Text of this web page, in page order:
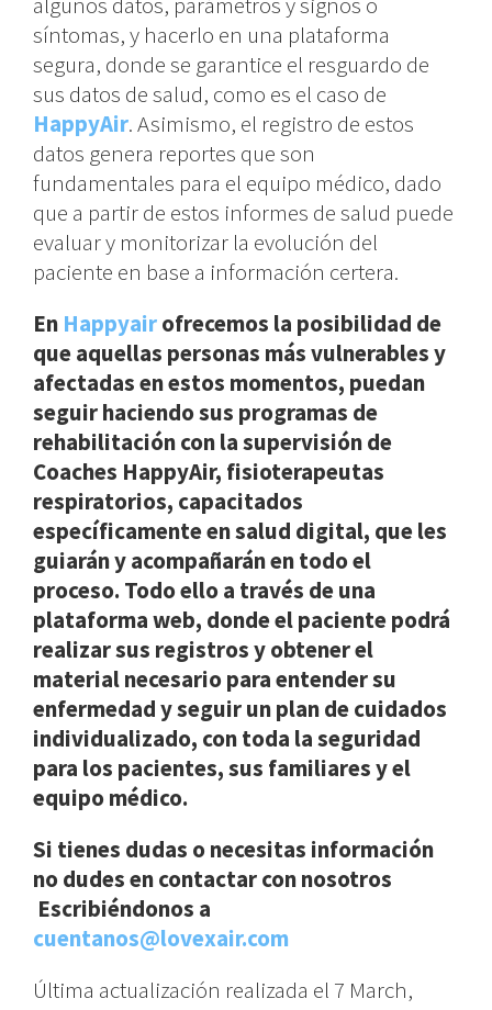
síntomas, y hacerlo en una plataforma
segura, donde se garantice el resguardo de
sus datos de salud, como es el caso de
HappyAir. Asimismo, el registro de estos
datos genera reportes que son
fundamentales para el equipo médico, dado
que a partir de estos informes de salud puede
evaluar y monitorizar la evolución del
paciente en base a información certera.
En Happyairofrecemos la posibilidad de
que aquellas personas más vulnerables y
afectadas en estos momentos, puedan
seguir haciendo sus programas de
rehabilitación con la supervisión de
Coaches HappyAir, fisioterapeutas
respiratorios, capacitados
específicamente en salud digital, que les
guiarán y acompañarán en todo el
proceso. Todo ello a través de una
plataforma web, donde el paciente podrá
realizar sus registros y obtener el
material necesario para entender su
enfermedad y seguir un plan de cuidados
individualizado, con toda la seguridad
para los pacientes, sus familiares y el
equipo médico.
Si tienes dudas o necesitas información
no dudes en contactar con nosotros
Escribiéndonos a
cuentanos@lovexair.com
Última actualización realizada el 7 March,